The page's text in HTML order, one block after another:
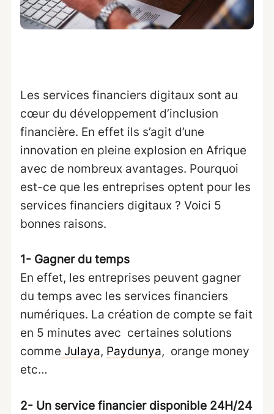
Les services financiers digitaux sont au
cœur du développement d’inclusion
financière. En effet ils s’agit d’une
innovation en pleine explosion en Afrique
avec de nombreux avantages. Pourquoi
est-ce que les entreprises optent pour les
services financiers digitaux ? Voici 5
bonnes raisons.
1- Gagner du temps
En effet, les entreprises peuvent gagner
du temps avec les services financiers
numériques. La création de compte se fait
en 5 minutes avec certaines solutions
comme Julaya, Paydunya, orange money
etc…
2- Un service financier disponible 24H/24